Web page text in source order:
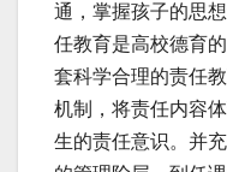
通，掌握孩子的思
任教育是高校德育
套科学合理的责任
机制，将责任内容
生的责任意识。并